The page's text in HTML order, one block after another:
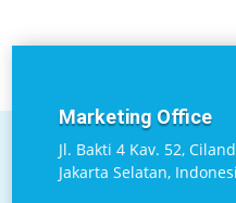
Marketing Office
Jl. Bakti 4 Kav. 52,
Jakarta Selatan,